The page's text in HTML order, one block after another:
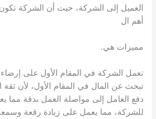
العميل إلى الشركة، حيث أن الشركة
أهم ال
مميزات هي.
تعمل الشركة في المقام الأول على
تبحث عن المال في المقام الأول، لأن ثقة
دفع العامل إلى مواصلة العمل بدقة
للشركة، مما يعمل على زيادة رقعة